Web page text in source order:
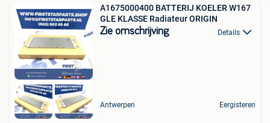
A1675000400 BATTERIJ KOELER W167
GLE KLASSE Radiateur ORIGIN
Zie omschrijving Details
Antwerpen Eergisteren